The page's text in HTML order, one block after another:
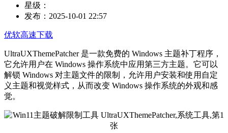
星级：
发布： 2025-10-01 22:57
优软高速下载
UltraUXThemePatcher 是一款免费的 Windows 主题补丁程序，
它允许用户在 Windows 操作系统中应用第三方主题。它可以
解锁 Windows 对主题文件的限制，允许用户安装和使用自定
义主题和视觉样式，从而改变 Windows 操作系统的外观和感
觉。